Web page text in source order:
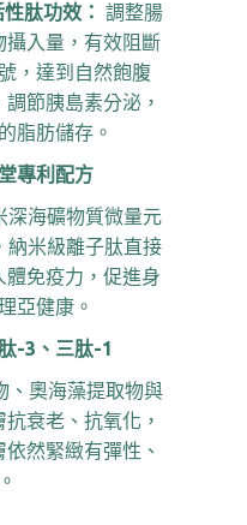
性肽功效： 調整腸
攝入量，有效阻斷
，達到自然飽腹
節胰島素分泌，
脂肪儲存。
專利配方
深海礦物質微量元
納米級離子肽直接
免疫力，促進身
亞健康。
-3、三肽-1
、奧海藻提取物與
衰老、抗氧化，
然緊緻有彈性、